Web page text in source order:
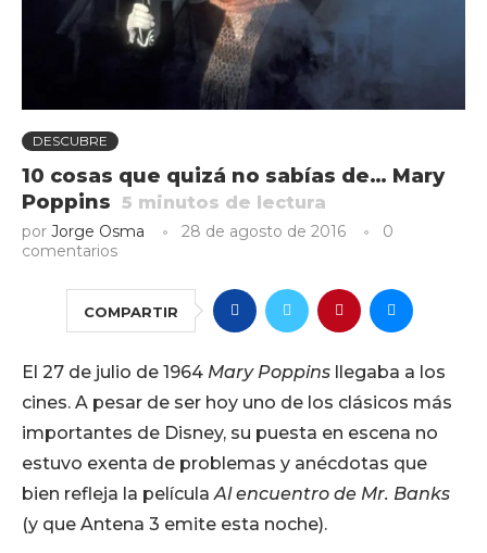
DESCUBRE
10 cosas que quizá no sabías de… Mary
Poppins 5 minutos de lectura
por Jorge Osma 28 de agosto de 2016
0
comentarios
COMPARTIR
El 27 de julio de 1964 Mary Poppins llegaba a los
cines. A pesar de ser hoy uno de los clásicos más
importantes de Disney, su puesta en escena no
estuvo exenta de problemas y anécdotas que
bien refleja la películaAl encuentro de Mr. Banks
(y que Antena 3 emite esta noche).